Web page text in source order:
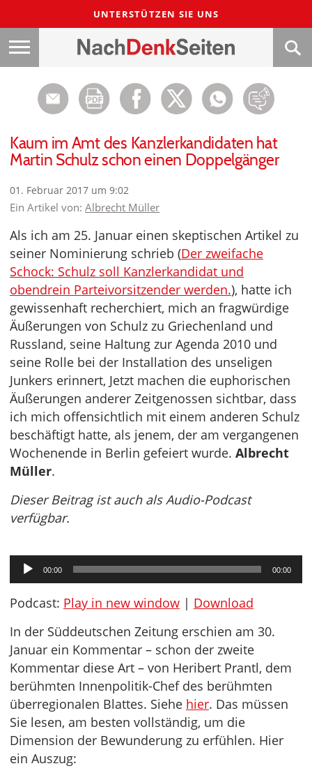
UNTERSTÜTZEN SIE UNS
Kaum im Amt des Kanzlerkandidaten hat
Martin Schulz schon einen Doppelgänger
01. Februar 2017 um 9:02
Ein Artikel von: Albrecht Müller
Als ich am 25. Januar einen skeptischen Artikel zu
seiner Nominierung schrieb (Der zweifache
Schock: Schulz soll Kanzlerkandidat und
obendrein Parteivorsitzender werden.), hatte ich
gewissenhaft recherchiert, mich an fragwürdige
Äußerungen von Schulz zu Griechenland und
Russland, seine Haltung zur Agenda 2010 und
seine Rolle bei der Installation des unseligen
Junkers erinnert, Jetzt machen die euphorischen
Äußerungen anderer Zeitgenossen sichtbar, dass
ich mich offensichtlich mit einem anderen Schulz
beschäftigt hatte, als jenem, der am vergangenen
Wochenende in Berlin gefeiert wurde. Albrecht
Müller.
Dieser Beitrag ist auch als Audio-Podcast
verfügbar.
Audio-
Player
00:00 00:00
Podcast: Play in new window | Download
In der Süddeutschen Zeitung erschien am 30.
Januar ein Kommentar – schon der zweite
Kommentar diese Art – von Heribert Prantl, dem
berühmten Innenpolitik-Chef des berühmten
überregionalen Blattes. Siehe hier. Das müssen
Sie lesen, am besten vollständig, um die
Dimension der Bewunderung zu erfühlen. Hier
ein Auszug: